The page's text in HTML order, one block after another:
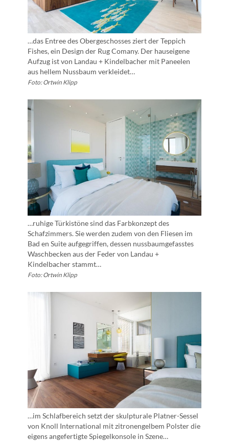
…das Entree des Obergeschosses ziert der Teppich
Fishes, ein Design der Rug Comany. Der hauseigene
Aufzug ist von Landau + Kindelbacher mit Paneelen
aus hellem Nussbaum verkleidet…
Foto: Ortwin Klipp
…ruhige Türkistöne sind das Farbkonzept des
Schafzimmers. Sie werden zudem von den Fliesen im
Bad en Suite aufgegriffen, dessen nussbaumgefasstes
Waschbecken aus der Feder von Landau +
Kindelbacher stammt…
Foto: Ortwin Klipp
…im Schlafbereich setzt der skulpturale Platner-Sessel
von Knoll International mit zitronengelbem Polster die
eigens angefertigte Spiegelkonsole in Szene…